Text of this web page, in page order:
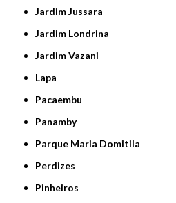
Jardim Jussara
Jardim Londrina
Jardim Vazani
Lapa
Pacaembu
Panamby
Parque Maria Domitila
Perdizes
Pinheiros